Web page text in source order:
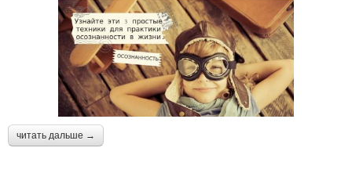
читать дальше →